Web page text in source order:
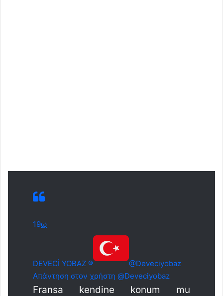
19ω
DEVECİ YOBAZ ®
@Deveciyobaz
Απάντηση στον χρήστη @Deveciyobaz
Fransa kendine konum mu